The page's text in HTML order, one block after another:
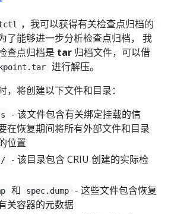
，我可以获得有关检查点归档的
了能够进一步分析检查点归档， 我
查点归档是 tar 归档文件，可以借
进行解压。
，将创建以下文件和目录：
- 该文件包含有关绑定挂载的信
在恢复期间将所有外部文件和目录
位置
- 该目录包含 CRIU 创建的实际检
和 spec.dump
- 这些文件包含恢复
关容器的元数据